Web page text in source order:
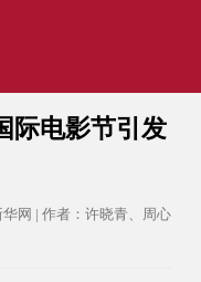
际电影节引发
网 | 作者：许晓青、周心